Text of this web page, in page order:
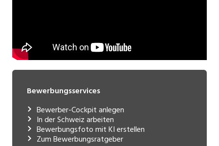
Bewerbungsservices
Bewerber-Cockpit anlegen
In der Schweiz arbeiten
Bewerbungsfoto mit KI erstellen
Zum Bewerbungsratgeber